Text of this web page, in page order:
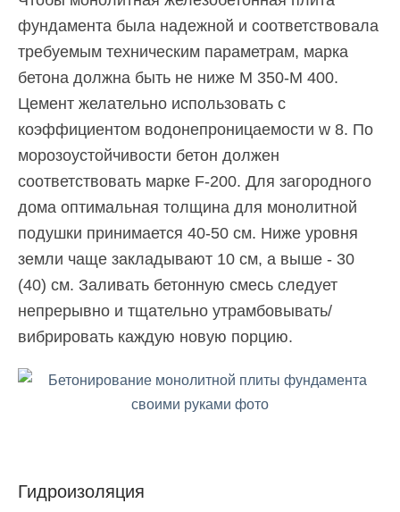
фундамента была надежной и соответствовала
требуемым техническим параметрам, марка
бетона должна быть не ниже М 350-М 400.
Цемент желательно использовать с
коэффициентом водонепроницаемости w 8. По
морозоустойчивости бетон должен
соответствовать марке F-200. Для загородного
дома оптимальная толщина для монолитной
подушки принимается 40-50 см. Ниже уровня
земли чаще закладывают 10 см, а выше - 30
(40) см. Заливать бетонную смесь следует
непрерывно и тщательно утрамбовывать/
вибрировать каждую новую порцию.
Гидроизоляция